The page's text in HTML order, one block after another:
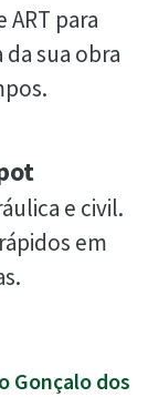
para
sua obra
e civil.
em
Gonçalo dos